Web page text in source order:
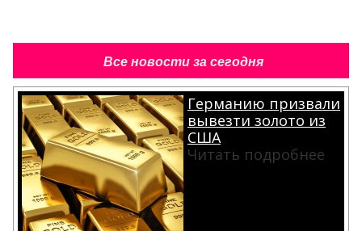
Все новости за сегодня
Германию призвали
вывезти золото из
США
Читать подробнее